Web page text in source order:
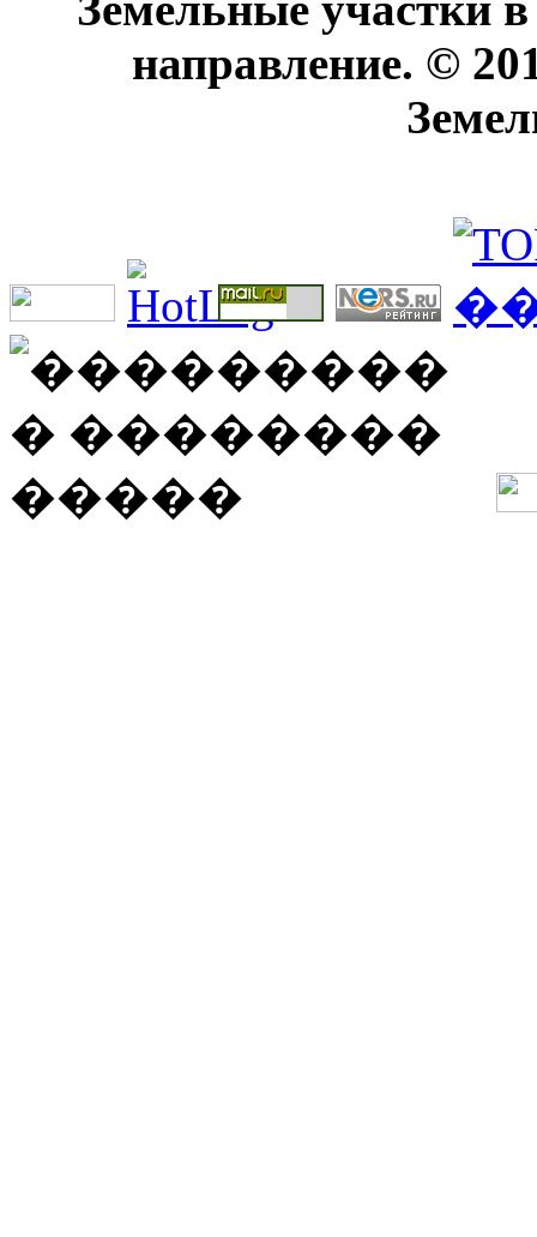
направление. ©